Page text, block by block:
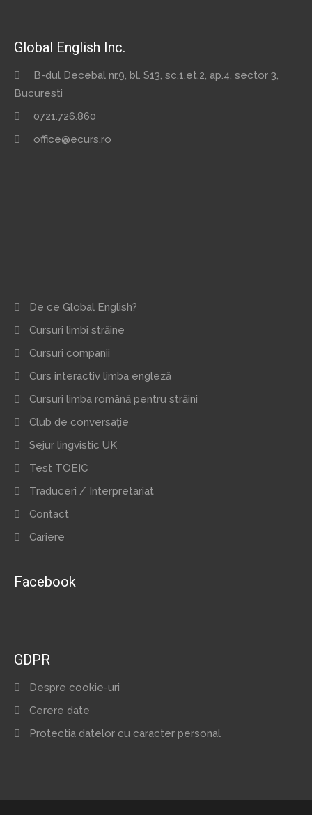
Global English Inc.
B-dul Decebal nr.9, bl. S13, sc.1,et.2, ap.4, sector 3,
Bucuresti
0721.726.860
office@ecurs.ro
De ce Global English?
Cursuri limbi străine
Cursuri companii
Curs interactiv limba engleză
Cursuri limba română pentru străini
Club de conversație
Sejur lingvistic UK
Test TOEIC
Traduceri / Interpretariat
Contact
Cariere
Facebook
GDPR
Despre cookie-uri
Cerere date
Protectia datelor cu caracter personal